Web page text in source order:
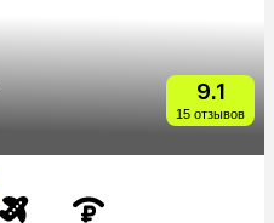
9.1
15 отзывов